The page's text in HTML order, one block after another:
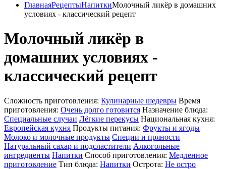
ГлавнаяРецептыНапиткиМолочный ликёр в домашних
условиях - классический рецепт
Молочный ликёр в
домашних условиях -
классический рецепт
Сложность приготовления: Кулинарные шедевры Время
приготовления: Очень долго готовится Назначение блюда:
Специальные случаи Лёгкие перекусы Национальная кухня:
Европейская кухня Продукты питания: Фрукты и ягоды
Молоко и молочные продукты Специи и пряности
Натуральный сахар и подсластители Алкогольные
ингредиенты Напитки Способ приготовления: Медленное
приготовление Тип блюда: Напитки Острота: Не остро